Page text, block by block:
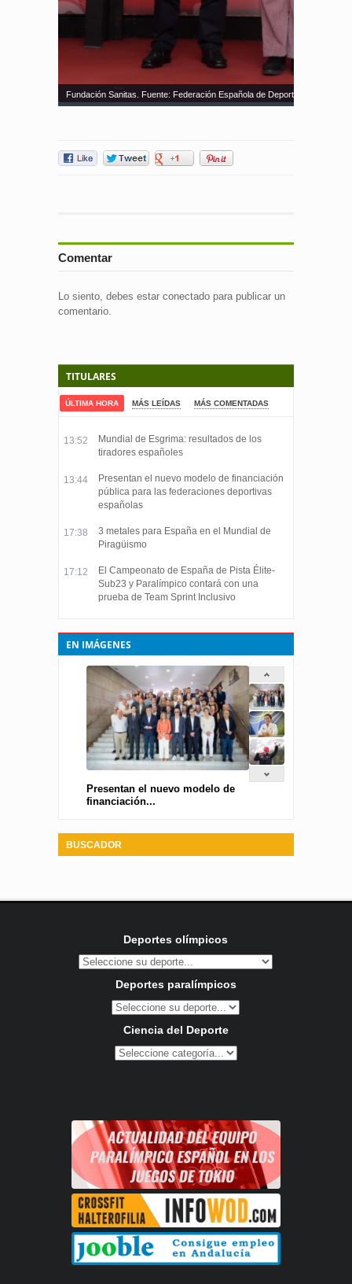
Fundación Sanitas. Fuente: Federación Española de Deportes para Ciegos
Comentar
Lo siento, debes estar conectado para publicar un
comentario.
TITULARES
ÚLTIMA HORA MÁS LEÍDAS MÁS COMENTADAS
13:52
Mundial de Esgrima: resultados de los
tiradores españoles
13:44
Presentan el nuevo modelo de financiación
pública para las federaciones deportivas
españolas
17:38
3 metales para España en el Mundial de
Piragüismo
17:12
El Campeonato de España de Pista Élite-
Sub23 y Paralímpico contará con una
prueba de Team Sprint Inclusivo
EN IMÁGENES
Presentan el nuevo modelo de
financiación...
BUSCADOR
Deportes olímpicos
Deportes paralímpicos
Ciencia del Deporte